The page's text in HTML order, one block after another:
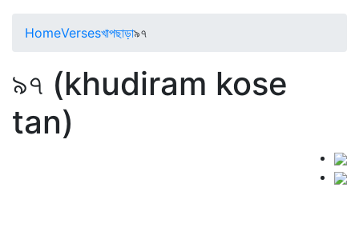
HomeVersesখাপছাড়া৯৭
৯৭ (khudiram kose
tan)